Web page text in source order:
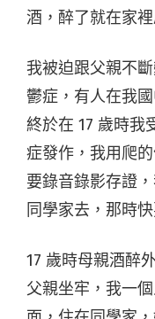
酒，醉了就在家
我被迫跟父親不
鬱症，有人在我
終於在 17 歲時我
症發作，我用爬
要錄音錄影存證
同學家去，那時
17 歲時母親酒醉
父親坐牢，我一